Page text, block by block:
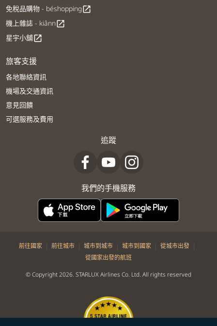
免稅品購物 - béshoppingopen_in_new
機上雜誌 - kiânnopen_in_new
星宇小舖open_in_new
旅客支援
各地聯絡資訊
機場及交通資訊
意見回饋
可選服務及費用
追蹤
我們的手機服務
前往國家 | 前往城市 | 城市到城市 | 城市到國家 | 從城市出發 |
從國家出發的航班
© Copyright 2026. STARLUX Airlines Co. Ltd. All rights reserved